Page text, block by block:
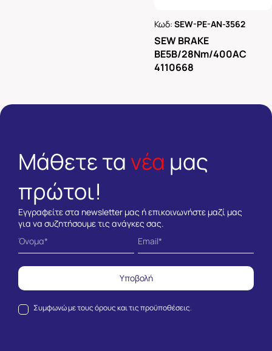
Κωδ:SEW-PE-AN-3562
SEW BRAKE
BE5B/28Nm/400AC
4110668
Μάθετε τα νέα μας
πρώτοι!
Εγγραφείτε στα newsletter μας ή επικοινωνήστε μαζί μας
για να συζητήσουμε τις ανάγκες σας.
Συμφωνώ με τουςόρους και τις προϋποθέσεις.
Υποβολή